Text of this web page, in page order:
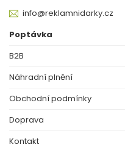
info@reklamnidarky.cz
Poptávka
B2B
Náhradní plnění
Obchodní podmínky
Doprava
Kontakt